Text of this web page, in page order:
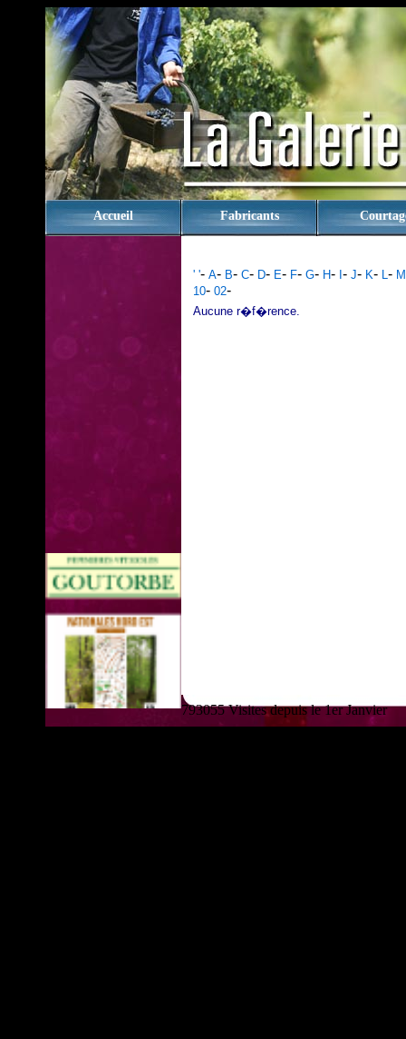
Accueil Fabricants
' '- A- B- C- D- E- F- G- H- - J- K- L- M
10- 02-
Aucune r�f�rence.
793055 Visites depuis le 1er Janvier